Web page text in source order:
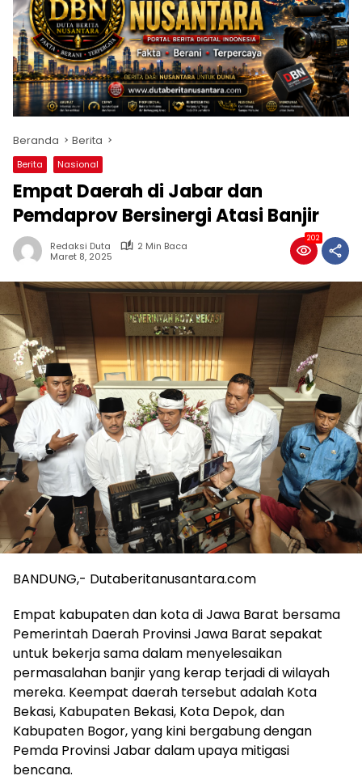
Beranda Berita
Berita Nasional
Empat Daerah di Jabar dan
Pemdaprov Bersinergi Atasi Banjir
Redaksi Duta
2 Min Baca
Maret 8, 2025
202
BANDUNG,- Dutaberitanusantara.com
Empat kabupaten dan kota di Jawa Barat bersama
Pemerintah Daerah Provinsi Jawa Barat sepakat
untuk bekerja sama dalam menyelesaikan
permasalahan banjir yang kerap terjadi di wilayah
mereka. Keempat daerah tersebut adalah Kota
Bekasi, Kabupaten Bekasi, Kota Depok, dan
Kabupaten Bogor, yang kini bergabung dengan
Pemda Provinsi Jabar dalam upaya mitigasi
bencana.